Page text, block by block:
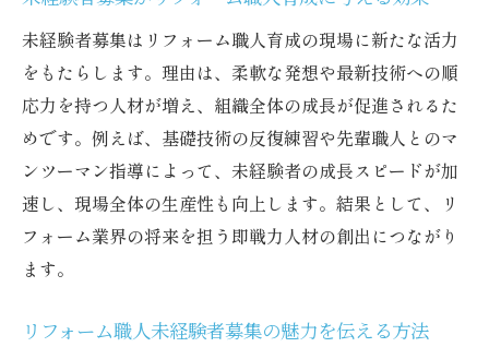
未経験者の不安を払拭する環境づくりの工
夫
自発性を育む現場指導のポイントとは
未経験者募集で重視する自発性育成の方法
リフォーム職人未経験者募集と現場指導の
連携
未経験者が挑戦しやすい指導環境の作り方
未経験者募集はリフォーム職人育成の現場に新たな活力
をもたらします。理由は、柔軟な発想や最新技術への順
応力を持つ人材が増え、組織全体の成長が促進されるた
めです。例えば、基礎技術の反復練習や先輩職人とのマ
ンツーマン指導によって、未経験者の成長スピードが加
速し、現場全体の生産性も向上します。結果として、リ
フォーム業界の将来を担う即戦力人材の創出につながり
ます。
リフォーム職人未経験者募集の魅力を伝える方法